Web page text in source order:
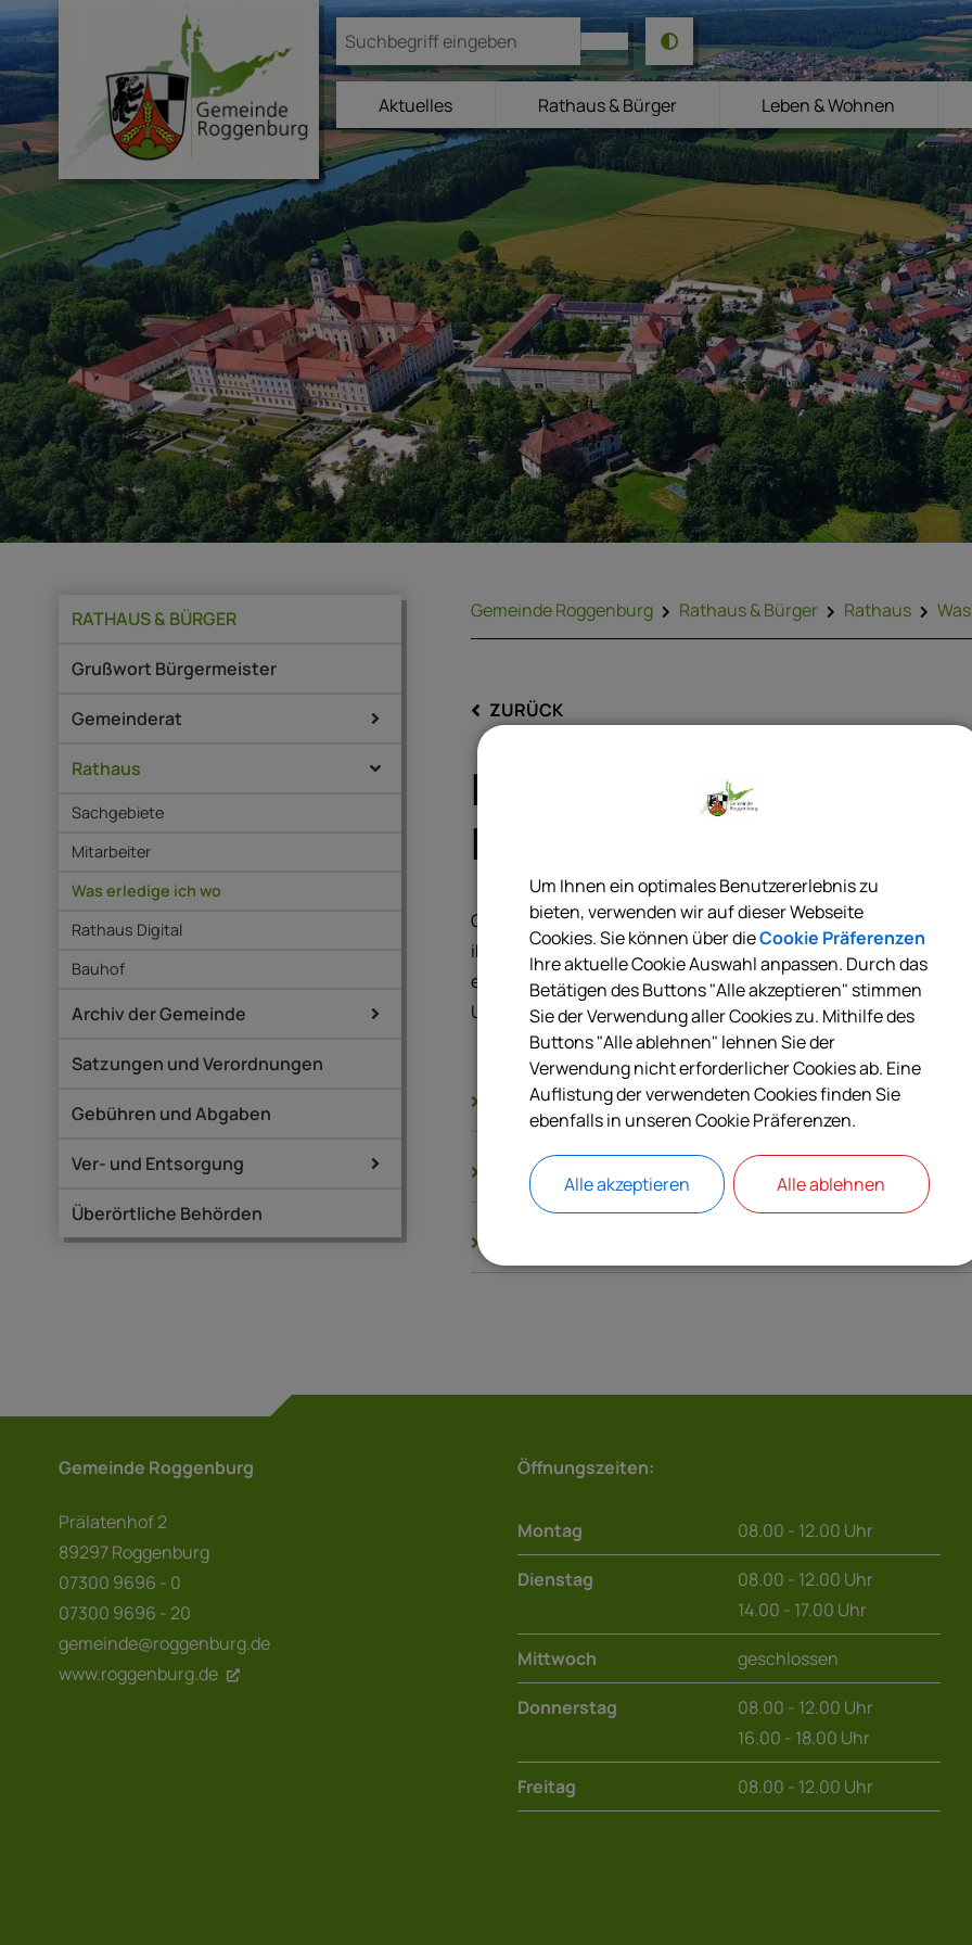
Aktuelles Rathaus & Bürger Leben & Wohnen
RATHAUS & BÜRGER
Grußwort Bürgermeister
Gemeinderat
Rathaus
Sachgebiete
Mitarbeiter
Was erledige ich wo
Rathaus Digital
Bauhof
Archiv der Gemeinde
Satzungen und Verordnungen
Gebühren und Abgaben
Ver- und Entsorgung
Überörtliche Behörden
Gemeinde Roggenburg Rathaus & Bürger Rathaus
ZURÜCK
Beteiligungsbericht;
Kommune
Gemeinden, Landkreise und Bezirke müssen jährlich einen
ihre Beteiligungen an Unternehmen in einer Rechtsform des
erstellen, wenn ihnen mindestens fünf Prozent der Anteile
Unternehmens gehören.
Langbeschreibung
Rechtsgrundlagen
Gemeinde Roggenburg
Prälatenhof 2
89297 Roggenburg
07300 9696 - 0
07300 9696 - 20
gemeinde@roggenburg.de
www.roggenburg.de
Öffnungszeiten:
Montag 08.00 - 12.00 Uhr
Dienstag
08.00 - 12.00 Uhr
14.00 - 17.00 Uhr
Mittwoch geschlossen
Donnerstag
08.00 - 12.00 Uhr
16.00 - 18.00 Uhr
Freitag 08.00 - 12.00 Uhr
Um Ihnen ein optimales Benutzererlebnis zu
bieten, verwenden wir auf dieser Webseite
Cookies. Sie können über dieCookie Präferenzen
Ihre aktuelle Cookie Auswahl anpassen. Durch das
Betätigen des Buttons "Alle akzeptieren" stimmen
Sie der Verwendung aller Cookies zu. Mithilfe des
Buttons "Alle ablehnen" lehnen Sie der
Verwendung nicht erforderlicher Cookies ab. Eine
Auflistung der verwendeten Cookies finden Sie
ebenfalls in unseren Cookie Präferenzen.
Alle akzeptieren Alle ablehnen